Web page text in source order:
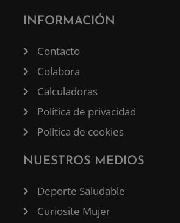
INFORMACIÓN
Contacto
Colabora
Calculadoras
Política de privacidad
Política de cookies
NUESTROS MEDIOS
Deporte Saludable
Curiosite Mujer